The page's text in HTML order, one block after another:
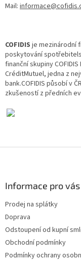
Mail:
COFIDIS je mezinárodní
poskytování
finanční skupiny
CréditMutuel, jedna z
bank.COFIDIS působí v
zkušeností z předních
Informace pro vás
Prodej na splátky
Doprava
Odstoupení od kupní
Obchodní podmínky
Podmínky ochrany